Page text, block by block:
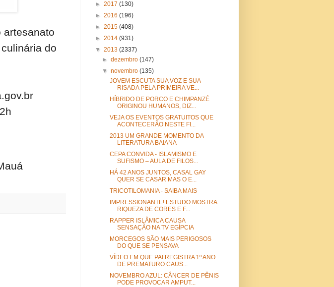
artesanato
do
► 2017 (130)
► 2016 (196)
► 2015 (408)
► 2014 (931)
▼ 2013 (2337)
►dezembro(147)
▼novembro(135)
JOVEM ESCUTA SUA VOZ E SUA
RISADA PELA PRIMEIRA VE...
HÍBRIDO DE PORCO E CHIMPANZÉ
ORIGINOU HUMANOS, DIZ...
VEJA OS EVENTOS GRATUITOS QUE
ACONTECERÃO NESTE FI...
2013 UM GRANDE MOMENTO DA
LITERATURA BAIANA
CEPA CONVIDA - ISLAMISMO E
SUFISMO – AULA DE FILOS...
HÁ 42 ANOS JUNTOS, CASAL GAY
QUER SE CASAR MAS O E...
TRICOTILOMANIA - SAIBA MAIS
IMPRESSIONANTE! ESTUDO MOSTRA
RIQUEZA DE CORES E F...
RAPPER ISLÂMICA CAUSA
SENSAÇÃO NA TV EGÍPCIA
MORCEGOS SÃO MAIS PERIGOSOS
DO QUE SE PENSAVA
VÍDEO EM QUE PAI REGISTRA 1º ANO
DE PREMATURO CAUS...
NOVEMBRO AZUL: CÂNCER DE PÊNIS
PODE PROVOCAR AMPUT...